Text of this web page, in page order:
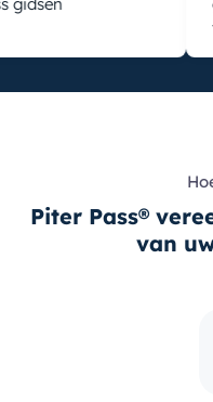
Piter Pass®
van